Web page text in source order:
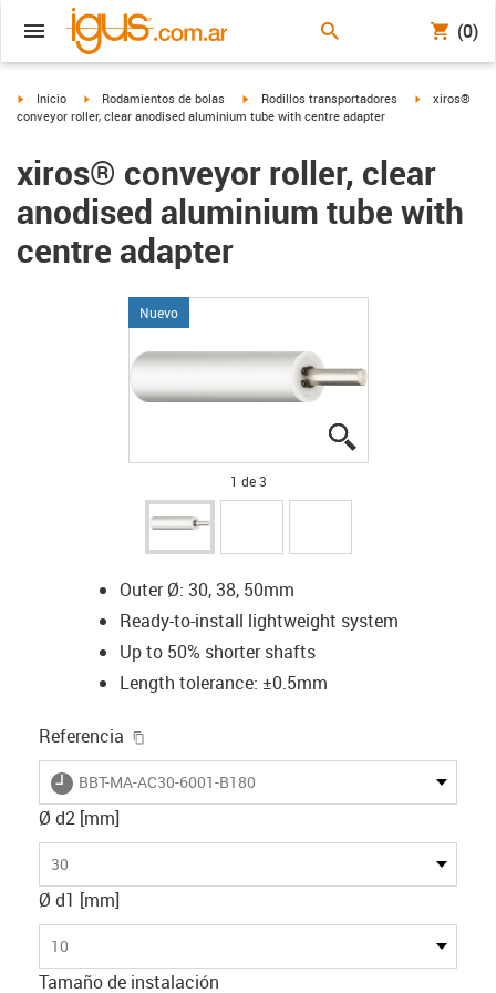
(0)
igus-icon-arrow-right
Inicio igus-icon-arrow-right
Rodamientos de bolas igus-icon-arrow-right
Rodillos transportadores igus-icon-
xiros®
conveyor roller, clear anodised aluminium tube with centre adapter
xiros® conveyor roller, clear
anodised aluminium tube with
centre adapter
Nuevo
1 de 3
Outer Ø: 30, 38, 50mm
Ready-to-install lightweight system
Up to 50% shorter shafts
Length tolerance: ±0.5mm
Referencia
igus-icon-lieferzeit
BBT-MA-AC30-6001-B180
Ø d2 [mm]
30
Ø d1 [mm]
10
Tamaño de instalación